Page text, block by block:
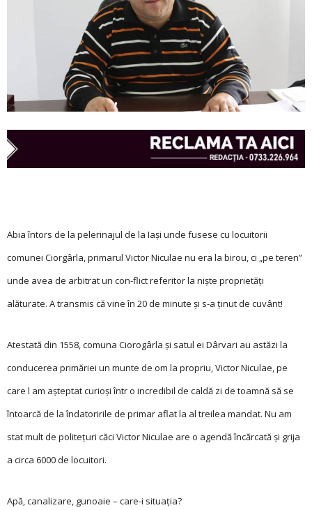
Abia întors de la pelerinajul de la Iaşi unde fusese cu locuitorii
comunei Ciorgârla, primarul Victor Niculae nu era la birou, ci „pe teren”
unde avea de arbitrat un con-flict referitor la nişte proprietăţi
alăturate. A transmis că vine în 20 de minute şi s-a ţinut de cuvânt!
Atestată din 1558, co­muna Ciorogârla şi sa­tul ei Dârvari au astăzi la
conducerea primăriei un munte de om la propriu, Victor Niculae, pe
care l am aşteptat curioşi într o incredibil de caldă zi de toamnă să se
întoarcă de la îndatoririle de primar aflat la al treilea mandat. Nu am
stat mult de politeţuri căci Victor Niculae are o agendă încărcată şi grija
a circa 6000 de locuitori.
Apă, canalizare, gunoaie – care-i ­situaţia?